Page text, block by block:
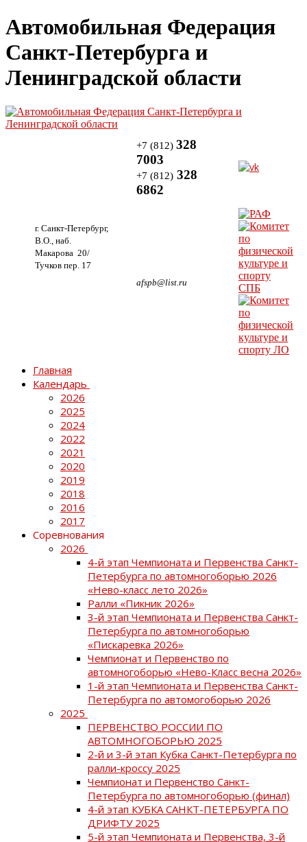
Автомобильная Федерация
Санкт-Петербурга и
Ленинградской области
г. Санкт-Петербург,
В.О., наб.
Макарова 20/
Тучков пер. 17
+7 (812) 328
7003
+7 (812) 328
6862
afspb@list.ru
Главная
Календарь
2026
2025
2024
2022
2021
2020
2019
2018
2016
2017
Соревнования
2026
4-й этап Чемпионата и Первенства Санкт-
Петербурга по автомногоборью 2026
«Нево-класс лето 2026»
Ралли «Пикник 2026»
3-й этап Чемпионата и Первенства Санкт-
Петербурга по автомногоборью
«Пискаревка 2026»
Чемпионат и Первенство по
автомногоборью «Нево-Класс весна 2026»
1-й этап Чемпионата и Первенства Санкт-
Петербурга по автомогоборью 2026
2025
ПЕРВЕНСТВО РОССИИ ПО
АВТОМНОГОБОРЬЮ 2025
2-й и 3-й этап Кубка Санкт-Петербурга по
ралли-кроссу 2025
Чемпионат и Первенство Санкт-
Петербурга по автомногоборью (финал)
4-й этап КУБКА САНКТ-ПЕТЕРБУРГА ПО
ДРИФТУ 2025
5-й этап Чемпионата и Первенства, 3-й